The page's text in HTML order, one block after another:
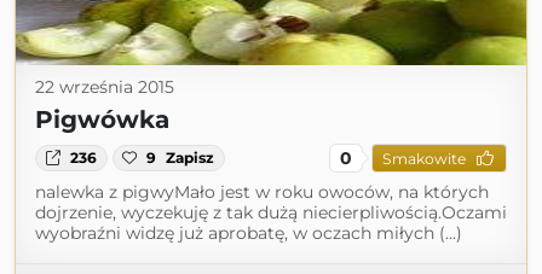
22 września 2015
Pigwówka
236 9 Zapisz 0 Smakowite
nalewka z pigwyMało jest w roku owoców, na których
dojrzenie, wyczekuję z tak dużą niecierpliwością.Oczami
wyobraźni widzę już aprobatę, w oczach miłych (...)